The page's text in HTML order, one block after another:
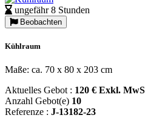
ungefähr 8 Stunden
Beobachten
Kühlraum
Maße: ca. 70 x 80 x 203 cm
Aktuelles Gebot : 120 € Exkl.
Anzahl Gebot(e) 10
Referenze : J-13182-23